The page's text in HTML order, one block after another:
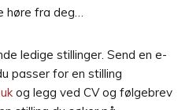
høre fra deg…
ledige stillinger. Send en e-
passer for en stilling
og legg ved CV og følgebrev